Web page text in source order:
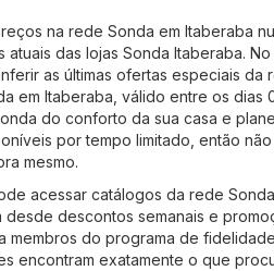
na rede Sonda em Itaberaba
das lojas Sonda Itaberaba. No
as últimas ofertas especiais da
em Itaberaba, válido entre os
do conforto da sua casa e
por tempo limitado, então
mesmo.
acessar catálogos da rede
desde descontos semanais e
membros do programa de
encontram exatamente o que